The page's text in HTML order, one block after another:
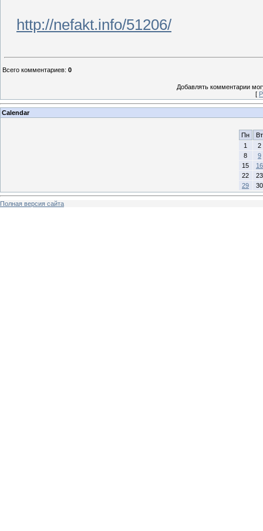
http://nefakt.info/51206/
Всего комментариев: 0
Добавлять комментарии
[
Calendar
Пн
Вт
1
2
8
9
15
16
22
23
29
30
Полная версия сайта